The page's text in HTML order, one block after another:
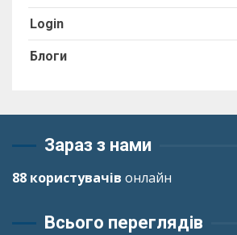
Login
Блоги
Зараз з нами
88 користувачів онлайн
Всього переглядів